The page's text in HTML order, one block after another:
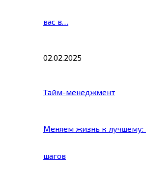
вас в…
02.02.2025
Тайм-менеджмент
Меняем жизнь к лучшему:
шагов